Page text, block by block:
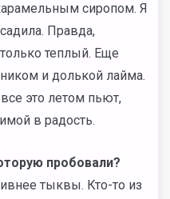
сиропом. Я
Правда,
теплый. Еще
и долькой лайма.
это летом пьют,
в радость.
пробовали?
тыквы. Кто-то из